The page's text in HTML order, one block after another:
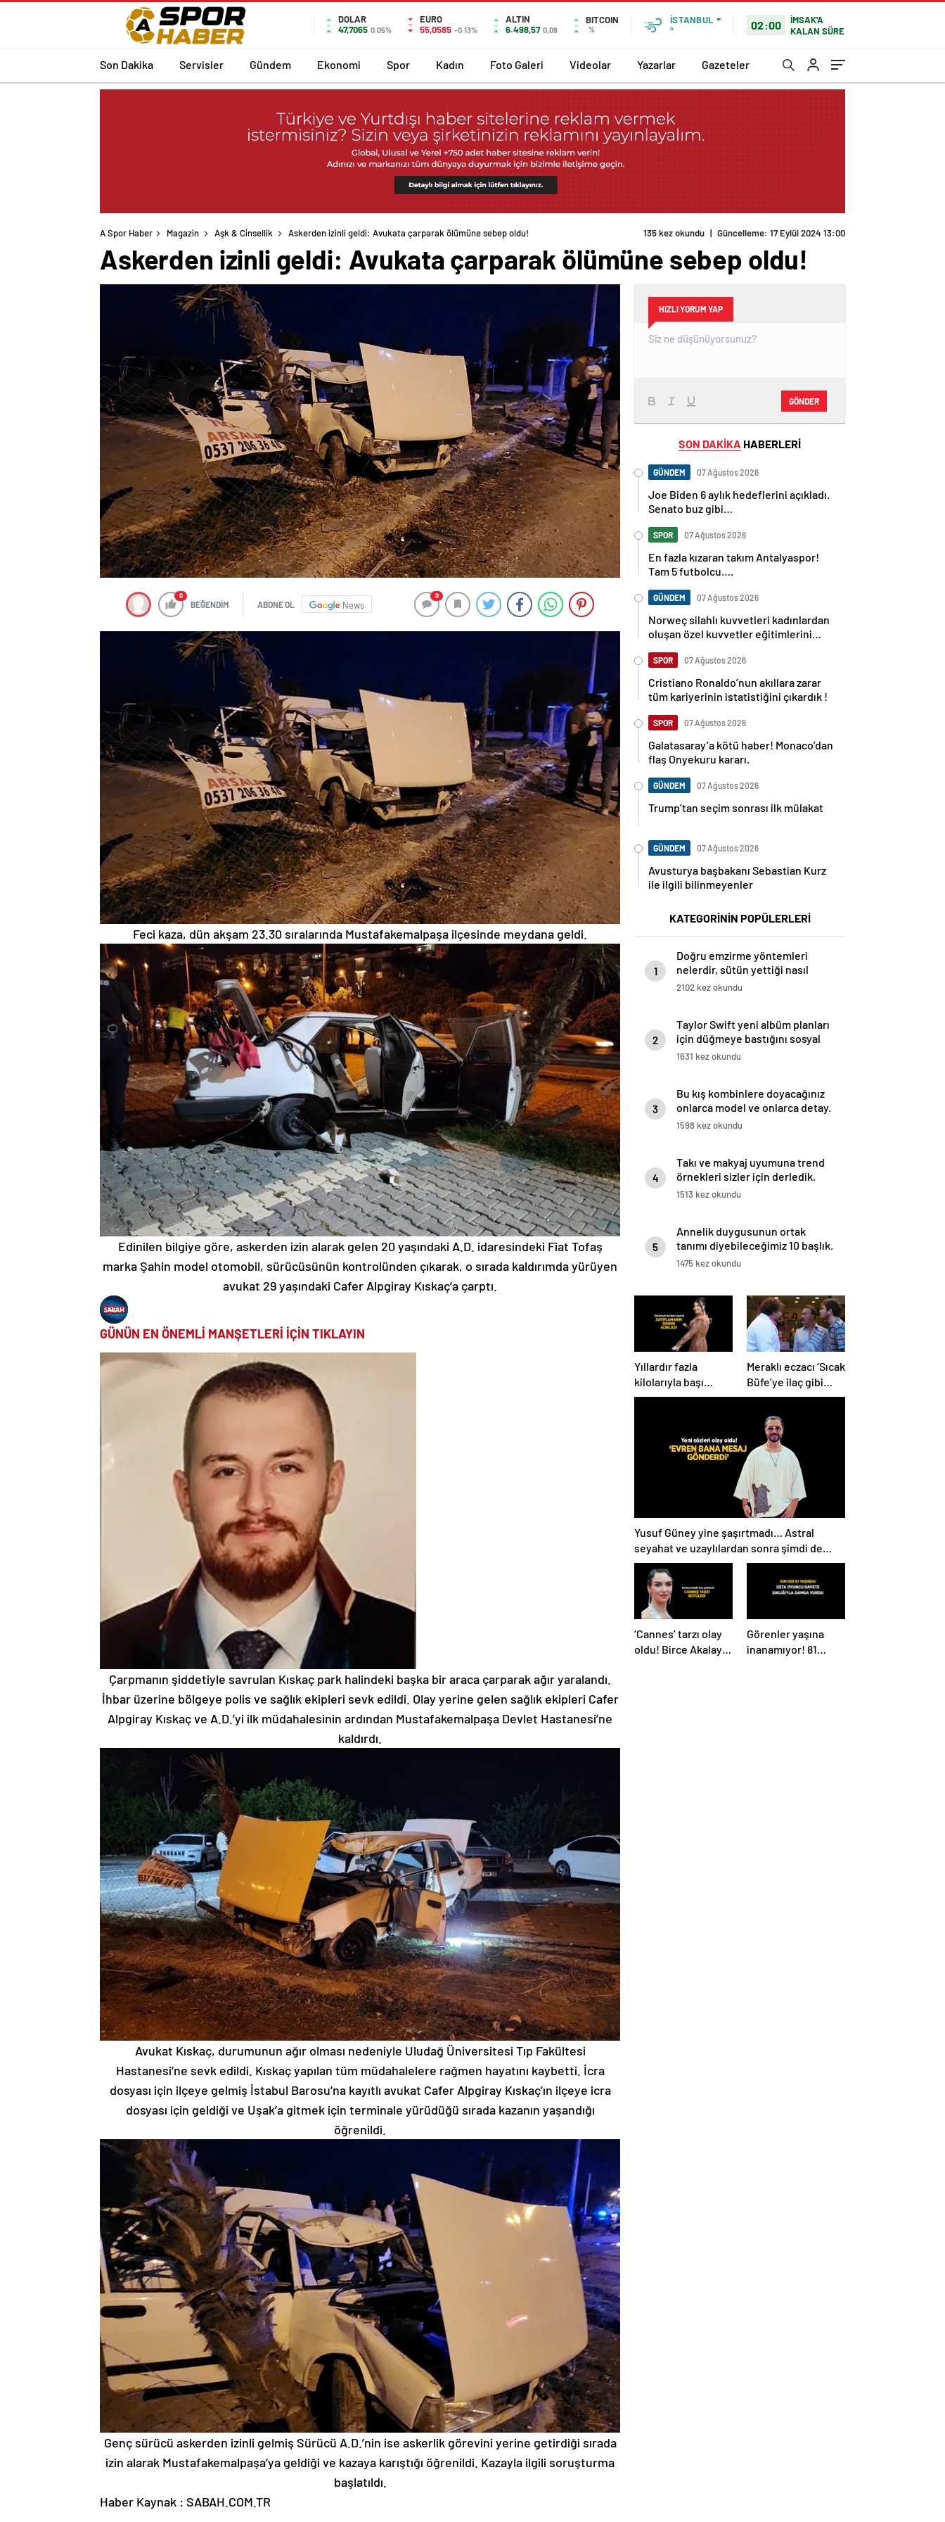
DOLAR
47,7065 0.05%
EURO
55,0585 -0.13%
ALTIN
6.498,57 0,09
BITCOIN
%
İSTANBUL
°
02:00
İMSAK'A
KALAN SÜRE
Son Dakika Servisler Gündem Ekonomi Spor Kadın Foto Galeri Videolar Yazarlar Gazeteler
A Spor Haber Magazin Aşk & Cinsellik Askerden izinli geldi: Avukata çarparak ölümüne sebep oldu! 135 kez okundu | Güncelleme: 17 Eylül 2024 13:00
Askerden izinli geldi: Avukata çarparak ölümüne sebep oldu!
0
BEĞENDİM ABONE OL News
0
Feci kaza, dün akşam 23.30 sıralarında Mustafakemalpaşa ilçesinde meydana geldi.
Edinilen bilgiye göre, askerden izin alarak gelen 20 yaşındaki A.D. idaresindeki Fiat Tofaş
marka Şahin model otomobil, sürücüsünün kontrolünden çıkarak, o sırada kaldırımda yürüyen
avukat 29 yaşındaki Cafer Alpgiray Kıskaç’a çarptı.
GÜNÜN EN ÖNEMLİ MANŞETLERİ İÇİN TIKLAYIN
Çarpmanın şiddetiyle savrulan Kıskaç park halindeki başka bir araca çarparak ağır yaralandı.
İhbar üzerine bölgeye polis ve sağlık ekipleri sevk edildi. Olay yerine gelen sağlık ekipleri Cafer
Alpgiray Kıskaç ve A.D.’yi ilk müdahalesinin ardından Mustafakemalpaşa Devlet Hastanesi’ne
kaldırdı.
Avukat Kıskaç, durumunun ağır olması nedeniyle Uludağ Üniversitesi Tıp Fakültesi
Hastanesi’ne sevk edildi. Kıskaç yapılan tüm müdahalelere rağmen hayatını kaybetti. İcra
dosyası için ilçeye gelmiş İstabul Barosu’na kayıtlı avukat Cafer Alpgiray Kıskaç’ın ilçeye icra
dosyası için geldiği ve Uşak’a gitmek için terminale yürüdüğü sırada kazanın yaşandığı
öğrenildi.
Genç sürücü askerden izinli gelmiş Sürücü A.D.’nin ise askerlik görevini yerine getirdiği sırada
izin alarak Mustafakemalpaşa’ya geldiği ve kazaya karıştığı öğrenildi. Kazayla ilgili soruşturma
başlatıldı.
Haber Kaynak : SABAH.COM.TR
HIZLI YORUM YAP
GÖNDER
SON DAKİKA HABERLERİ
GÜNDEM 07 Ağustos 2026
Joe Biden 6 aylık hedeflerini açıkladı.
Senato buz gibi…
SPOR 07 Ağustos 2026
En fazla kızaran takım Antalyaspor!
Tam 5 futbolcu….
GÜNDEM 07 Ağustos 2026
Norweç silahlı kuvvetleri kadınlardan
oluşan özel kuvvetler eğitimlerini
SPOR 07 Ağustos 2026
Cristiano Ronaldo’nun akıllara zarar
tüm kariyerinin istatistiğini çıkardık !
SPOR 07 Ağustos 2026
Galatasaray’a kötü haber! Monaco’dan
flaş Onyekuru kararı.
GÜNDEM 07 Ağustos 2026
Trump’tan seçim sonrası ilk mülakat
GÜNDEM 07 Ağustos 2026
Avusturya başbakanı Sebastian Kurz
ile ilgili bilinmeyenler
KATEGORİNİN POPÜLERLERİ
1
Doğru emzirme yöntemleri
nelerdir, sütün yettiği nasıl
anlaşılır?
2102 kez okundu
2
Taylor Swift yeni albüm planları
için düğmeye bastığını sosyal
medyadan duyurdu!
1631 kez okundu
3
Bu kış kombinlere doyacağınız
onlarca model ve onlarca detay.
1598 kez okundu
4
Takı ve makyaj uyumuna trend
örnekleri sizler için derledik.
1513 kez okundu
5
Annelik duygusunun ortak
tanımı diyebileceğimiz 10 başlık.
1475 kez okundu
Yıllardır fazla
kilolarıyla başı
dertte! Yasemin
sırrını açıkladı
Meraklı eczacı ‘Sıcak
Büfe’ye ilaç gibi
geldi!
Yusuf Güney yine şaşırtmadı… Astral
seyahat ve uzaylılardan sonra şimdi de
evren! ‘Bana mesaj gönderdi’
‘Cannes’ tarzı olay
oldu! Birce Akalay
Görenler yaşına
inanamıyor! 81